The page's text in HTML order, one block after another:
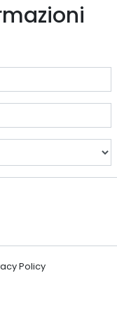
Policy